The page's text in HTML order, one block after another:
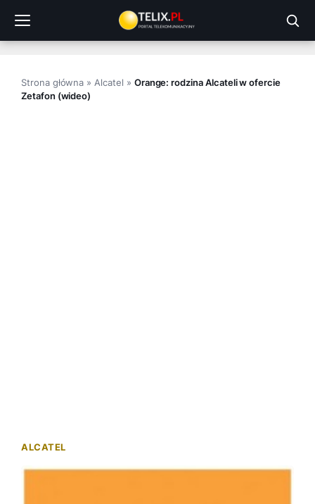
treści
Strona główna » Alcatel » Orange: rodzina Alcateli w ofercie
Zetafon (wideo)
ALCATEL